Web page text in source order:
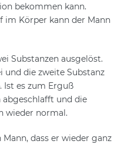
bekommen kann.
im Körper kann der Mann
Substanzen ausgelöst.
und die zweite Substanz
Ist es zum Erguß
und die
wieder normal.
dass er wieder ganz